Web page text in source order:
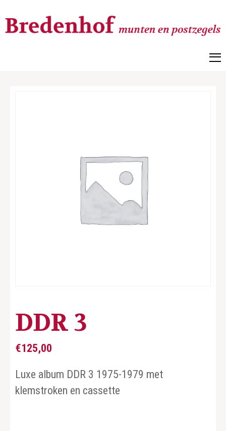
DDR 3
€125,00
Luxe album DDR 3 1975-1979 met
klemstroken en cassette